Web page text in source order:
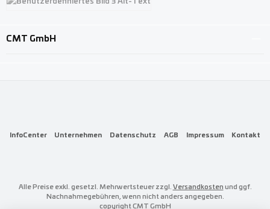
CMT GmbH
InfoCenter Unternehmen Datenschutz AGB Impressum Kontakt
Alle Preise exkl. gesetzl. Mehrwertsteuer zzgl. Versandkostenund ggf.
Nachnahmegebühren, wenn nicht anders angegeben.
copyright CMT GmbH